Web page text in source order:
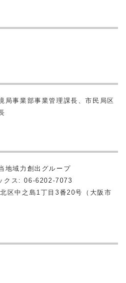
局事業部事業管理課長、市民局区
地域力創出グループ
クス: 06-6202-7073
中之島1丁目3番20号（大阪市